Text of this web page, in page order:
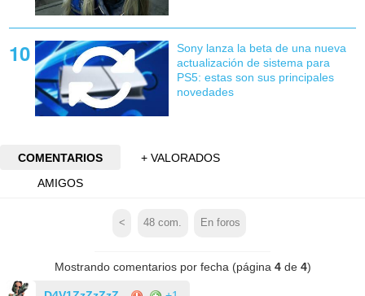
Sony lanza la beta de una nueva
actualización de sistema para
PS5: estas son sus principales
novedades
COMENTARIOS
+ VALORADOS
AMIGOS
< 48 com. En foros
Mostrando comentarios por fecha (página 4de 4)